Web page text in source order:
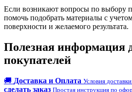
Если возникают вопросы по выбору
помочь подобрать материалы с
поверхности и желаемого результата.
Полезная информация
покупателей
🚚 Доставка и Оплата Условия
сделать заказ Простая инструкция по